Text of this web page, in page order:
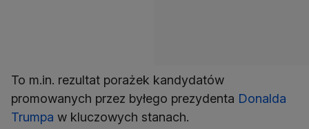
To m.in. rezultat porażek kandydatów
promowanych przez byłego prezydenta Donalda
Trumpa w kluczowych stanach.